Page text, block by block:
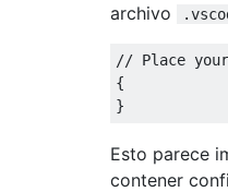
archivo
// Place
{
Esto parece
contener